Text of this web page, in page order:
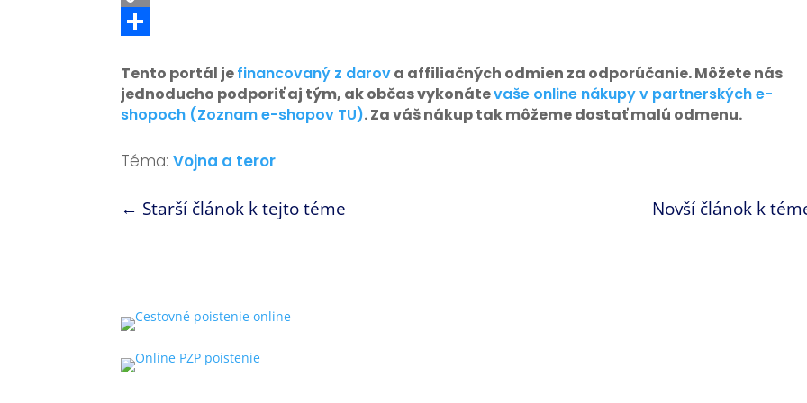
Copy
Tento portál jefinancovaný z darova affiliačných odmien za odporúčanie. Môžete nás
jednoducho podporiť aj tým, ak občas vykonátevaše online nákupy v partnerských e-
shopoch (Zoznam e-shopov TU). Za váš nákup tak môžeme dostať malú odmenu.
Téma:Vojna a teror
← Starší článok k tejto téme Novší článok k